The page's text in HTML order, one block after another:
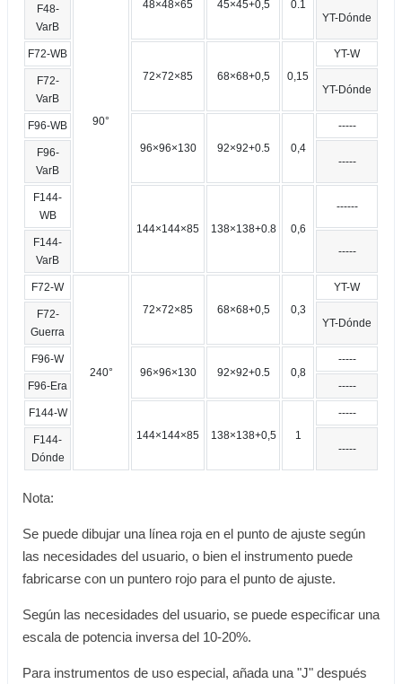
90°
48×48×65 45×45+0,5 0.1
F48-
VarB
YT-Dónde
F72-WB
72×72×85
68×68+0,5 0,15
YT-W
F72-
VarB
YT-Dónde
F96-WB
96×96×130
92×92+0.5 0,4
-----
F96-
VarB
-----
F144-
WB
144×144×85
138×138+0.8 0,6
------
F144-
VarB
-----
F72-W
240°
72×72×85 68×68+0,5 0,3
YT-W
F72-
Guerra
YT-Dónde
F96-W
96×96×130
92×92+0.5 0,8
-----
F96-Era -----
F144-W
144×144×85
138×138+0,5 1
-----
F144-
Dónde
-----
Nota:
Se puede dibujar una línea roja en el punto de ajuste según
las necesidades del usuario, o bien el instrumento puede
fabricarse con un puntero rojo para el punto de ajuste.
Según las necesidades del usuario, se puede especificar una
escala de potencia inversa del 10-20%.
Para instrumentos de uso especial, añada una "J" después